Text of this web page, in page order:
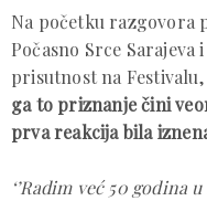
Na početku razgovora
Počasno Srce
prisutnost na Festivalu,
ga to priznanje čini
prva reakcija bila
‘’Radim već 50